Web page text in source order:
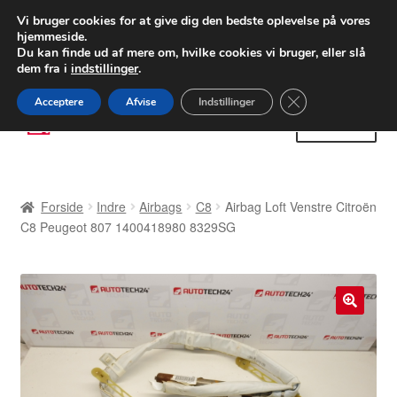
LEVERING fra 55 kr.
FEDEX verdensomspændende forsendelse
80 82 72 02
Spring
til
Spring
til
Betalinger
Klageprocedure
Forside Indre Airbags C8
Airbag Loft Venstre Citroën
C8 Peugeot 807 1400418980 8329SG
Vi bruger cookies for at give dig den bedste oplevelse på vores
hjemmeside.
Du kan finde ud af mere om, hvilke cookies vi bruger, eller slå
dem fra i indstillinger.
Acceptere Afvise Indstillinger Close GDPR